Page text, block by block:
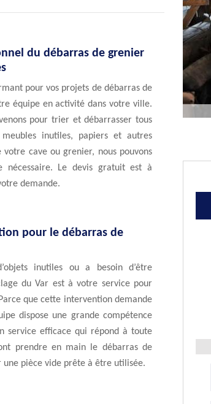
du débarras de grenier
pour vos projets de débarras de
équipe en activité dans votre ville.
pour trier et débarrasser tous
inutiles, papiers et autres
cave ou grenier, nous pouvons
nécessaire. Le devis gratuit est à
demande.
pour le débarras de
inutiles ou a besoin d’être
du Var est à votre service pour
que cette intervention demande
dispose une grande compétence
service efficace qui répond à toute
prendre en main le débarras de
pièce vide prête à être utilisée.